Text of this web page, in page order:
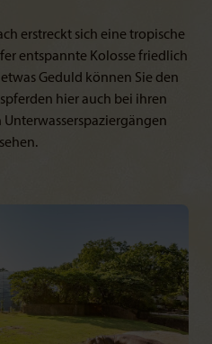
erstreckt sich eine tropische
entspannte Kolosse friedlich
Geduld können Sie den
hier auch bei ihren